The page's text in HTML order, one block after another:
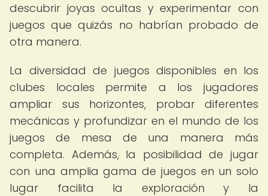
descubrir joyas ocultas y experimentar con
juegos que quizás no habrían probado de
otra manera.
La diversidad de juegos disponibles en los
clubes locales permite a los jugadores
ampliar sus horizontes, probar diferentes
mecánicas y profundizar en el mundo de los
juegos de mesa de una manera más
completa. Además, la posibilidad de jugar
con una amplia gama de juegos en un solo
lugar facilita la exploración y la